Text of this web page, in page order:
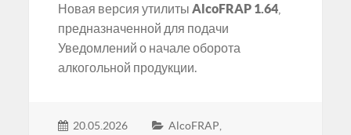
Новая версия утилитыAlcoFRAP 1.64
предназначенной для подачи
Уведомлений о начале оборота
алкогольной продукции.
20.05.2026 AlcoFRAP